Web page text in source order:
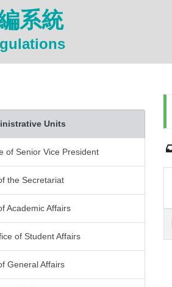
系統
Units
of Senior Vice President
the Secretariat
Academic Affairs
of Student Affairs
General Affairs